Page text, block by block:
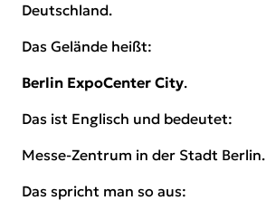
Deutschland.
Das Gelände heißt:
Berlin ExpoCenter City.
Das ist Englisch und bedeutet:
Messe-Zentrum in der Stadt Berlin.
Das spricht man so aus: